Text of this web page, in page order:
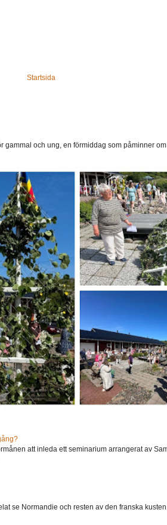
Startsida
gammal och ung, en förmiddag som påminner
att inleda ett seminarium arrangerat av
se Normandie och resten av den franska